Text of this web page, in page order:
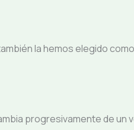
la hemos elegido
progresivamente de un